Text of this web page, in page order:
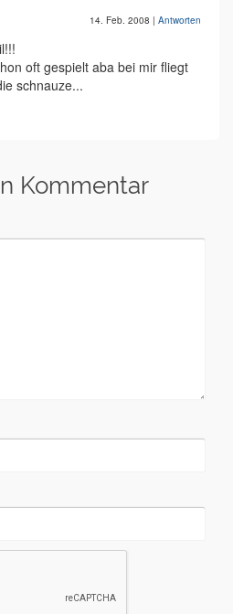
14. Feb. 2008 | Antworten
oft gespielt aba bei mir fliegt
schnauze...
Kommentar